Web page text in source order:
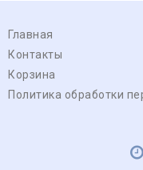
Главная
Контакты
Корзина
Политика обработки